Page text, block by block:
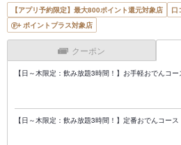
【アプリ予約限定】最大800ポイント還元対象店
口
ポイントプラス対象店
クーポン
【日～木限定：飲み放題3時間！】お手軽おでんコ
【日～木限定：飲み放題3時間！】定番おでんコー